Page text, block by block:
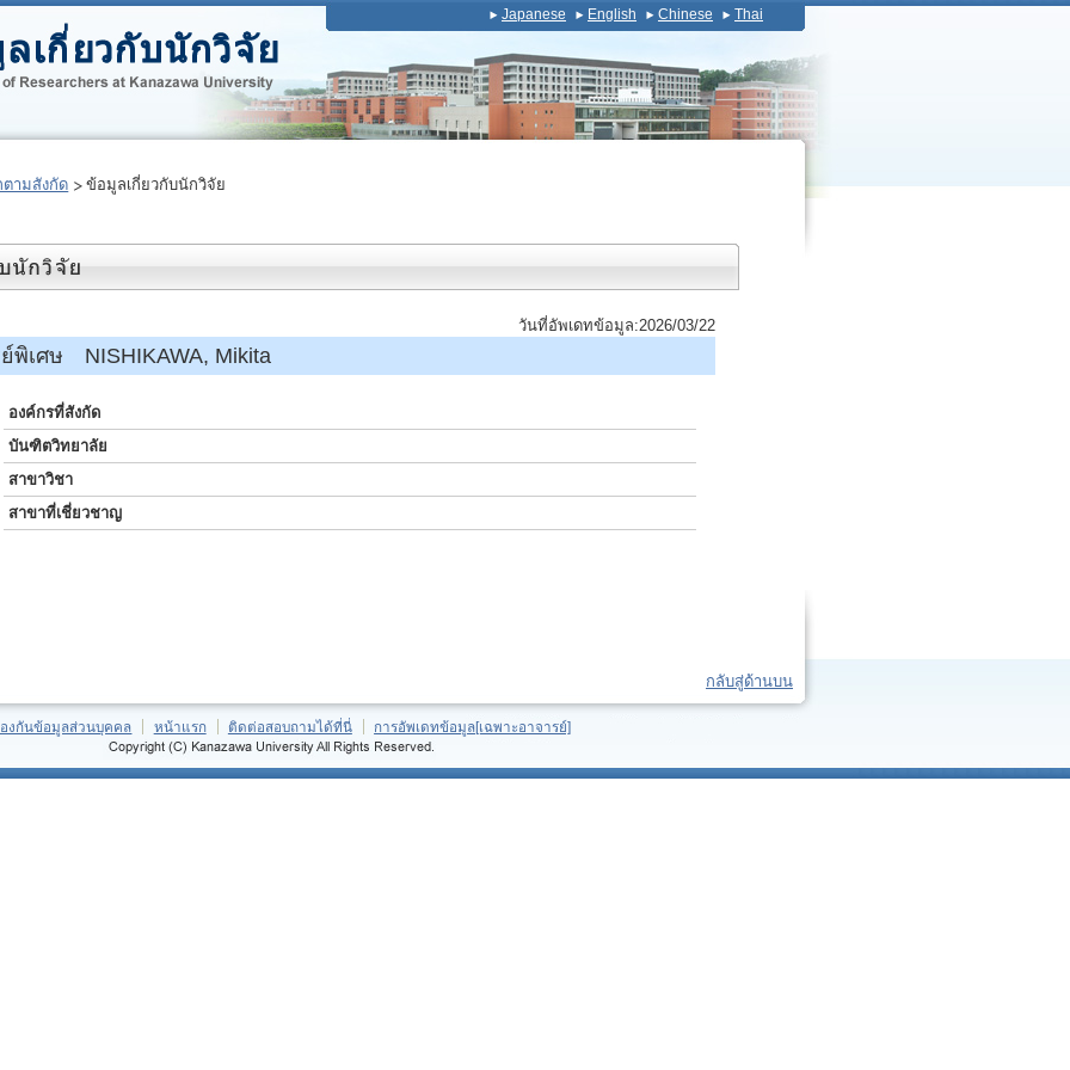
Japanese English Chinese Thai
ตามสังกัด ข้อมูลเกี่ยวกับนักวิจัย
วันที่อัพเดทข้อมูล:2026/03/22
พิเศษ NISHIKAWA, Mikita
องค์กรที่สังกัด
บันฑิตวิทยาลัย
สาขาวิชา
สาขาที่เชี่ยวชาญ
กลับสู่ด้านบน
งกันข้อมูลส่วนบุคคล หน้าแรก ติดต่อสอบถามได้ที่นี่ การอัพเดทข้อมูล[เฉพาะอาจารย์]